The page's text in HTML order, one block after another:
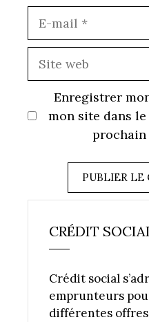
Enregistrer
mon site dans
prochain
CRÉDIT
Crédit social
emprunteurs
différentes